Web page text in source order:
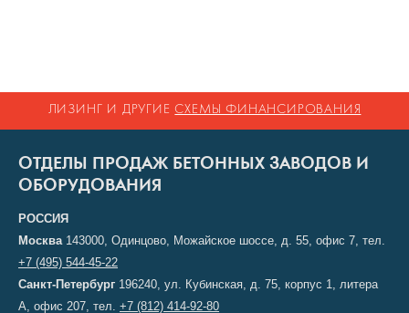
ЛИЗИНГ И ДРУГИЕ СХЕМЫ ФИНАНСИРОВАНИЯ
ОТДЕЛЫ ПРОДАЖ БЕТОННЫХ ЗАВОДОВ И
ОБОРУДОВАНИЯ
РОССИЯ
Москва143000, Одинцово, Можайское шоссе, д. 55, офис 7, тел.
+7 (495) 544-45-22
Санкт-Петербург 196240, ул. Кубинская, д. 75, корпус 1, литера
А, офис 207, тел. +7 (812) 414-92-80